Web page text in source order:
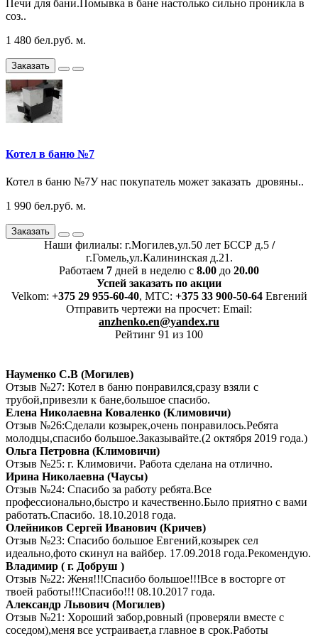
Печи для бани.Помывка в бане настолько сильно проникла в
соз..
1 480 бел.руб. м.
Заказать
Котел в баню №7
Котел в баню №7У нас покупатель может заказать дровяны..
1 990 бел.руб. м.
Заказать
Наши филиалы: г.Могилев,ул.50 лет БССР д.5 /
г.Гомель,ул.Калининская д.21.
Работаем 7 дней в неделю с 8.00 до 20.00
Успей заказать по акции
Velkom: +375 29 955-60-40, MTC: +375 33 900-50-64Евгений
Отправить чертежи на просчет: Email:
anzhenko.en@yandex.ru
Рейтинг 91 из 100
Науменко С.В (Могилев)
Отзыв №27: Котел в баню понравился,сразу взяли с
трубой,привезли к бане,большое спасибо.
Елена Николаевна Коваленко (Климовичи)
Отзыв №26:Сделали козырек,очень понравилось.Ребята
молодцы,спасибо большое.Заказывайте.(2 октября 2019 года.)
Ольга Петровна (Климовичи)
Отзыв №25: г. Климовичи. Работа сделана на отлично.
Ирина Николаевна (Чаусы)
Отзыв №24: Спасибо за работу ребята.Все
профессионально,быстро и качественно.Было приятно с вами
работать.Спасибо. 18.10.2018 года.
Олейников Сергей Иванович (Кричев)
Отзыв №23: Спасибо большое Евгений,козырек сел
идеально,фото скинул на вайбер. 17.09.2018 года.Рекомендую.
Владимир ( г. Добруш )
Отзыв №22: Женя!!!Спасибо большое!!!Все в восторге от
твоей работы!!!Спасибо!!! 08.10.2017 года.
Александр Львович (Могилев)
Отзыв №21: Хороший забор,ровный (проверяли вместе с
соседом),меня все устраивает,а главное в срок.Работы